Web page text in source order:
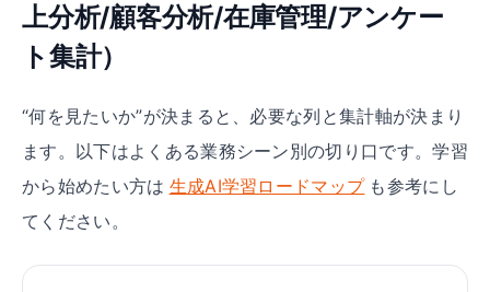
上分析/顧客分析/在庫管理/アンケー
ト集計）
“何を見たいか”が決まると、必要な列と集計軸が決まり
ます。以下はよくある業務シーン別の切り口です。学習
から始めたい方は 生成AI学習ロードマップ も参考にし
てください。